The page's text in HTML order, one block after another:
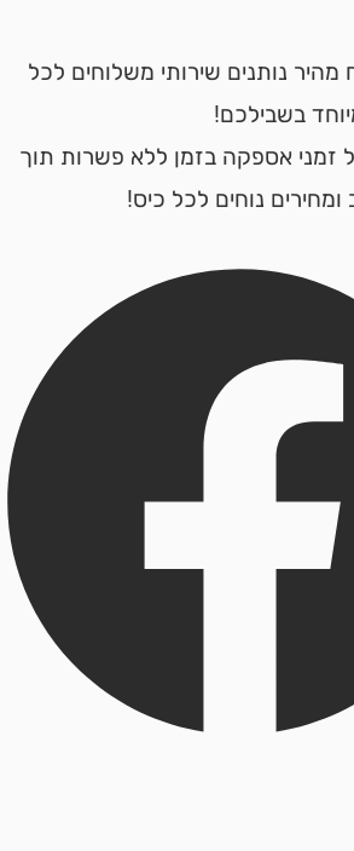
נותנים שירותי משלוחים לכל
אספקה בזמן ללא פשרות תוך
נוחים לכל כיס!